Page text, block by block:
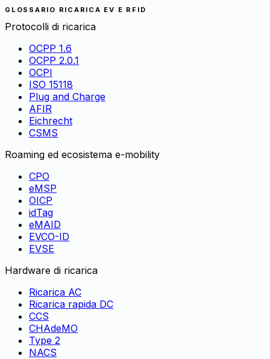
GLOSSARIO RICARICA EV E RFID
Protocolli di ricarica
OCPP 1.6
OCPP 2.0.1
OCPI
ISO 15118
Plug and Charge
AFIR
Eichrecht
CSMS
Roaming ed ecosistema e-mobility
CPO
eMSP
OICP
idTag
eMAID
EVCO-ID
EVSE
Hardware di ricarica
Ricarica AC
Ricarica rapida DC
CCS
CHAdeMO
Type 2
NACS